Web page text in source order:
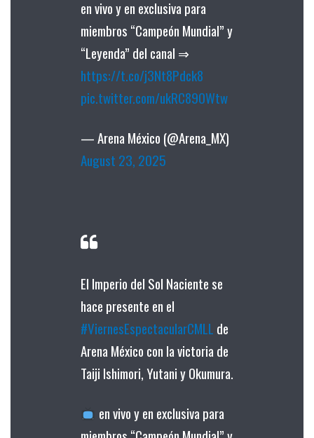
en vivo y en exclusiva para
miembros “Campeón Mundial” y
“Leyenda” del canal ⇒
https://t.co/j3Nt8Pdck8
pic.twitter.com/ukRC890Wtw
— Arena México (@Arena_MX)
August 23, 2025
El Imperio del Sol Naciente se
hace presente en el
#ViernesEspectacularCMLL de
Arena México con la victoria de
Taiji Ishimori, Yutani y Okumura.
en vivo y en exclusiva para